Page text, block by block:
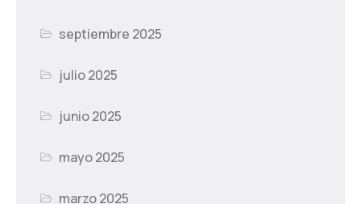
septiembre 2025
julio 2025
junio 2025
mayo 2025
marzo 2025